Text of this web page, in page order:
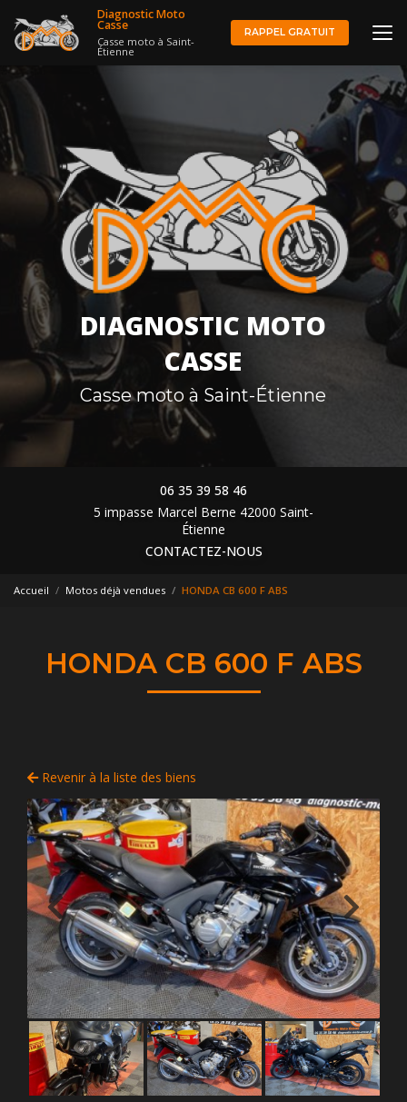
au
contenu
Diagnostic Moto
Casse
Casse moto à Saint-
Étienne
RAPPEL GRATUIT
DIAGNOSTIC MOTO
CASSE
Casse moto à Saint-Étienne
06 35 39 58 46
5 impasse Marcel Berne 42000 Saint-
Étienne
CONTACTEZ-NOUS
Accueil Motos déjà vendues HONDA CB 600 F ABS
HONDA CB 600 F ABS
Revenir à la liste des biens